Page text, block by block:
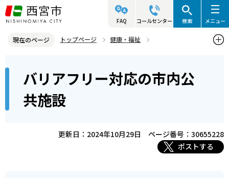
こ
の
ジ
頭
FAQ コールセンター 検索 メニュー
現在のページ トップページ
健康・福祉
バリアフリー対応の市内公共施設
バリアフリー対応の市内公
共施設
更新日：2024年10月29日
ページ番号：30655228
ポストする